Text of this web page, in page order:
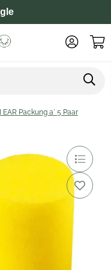
Packung a´ 5 Paar